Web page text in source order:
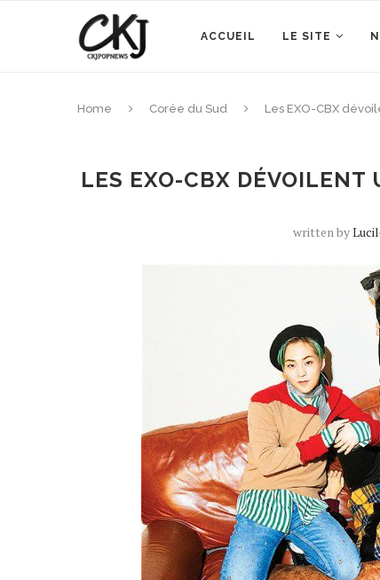
ACCUEIL LE SITE
Home Corée du Sud Les EXO-CBX
LES EXO-CBX
written by